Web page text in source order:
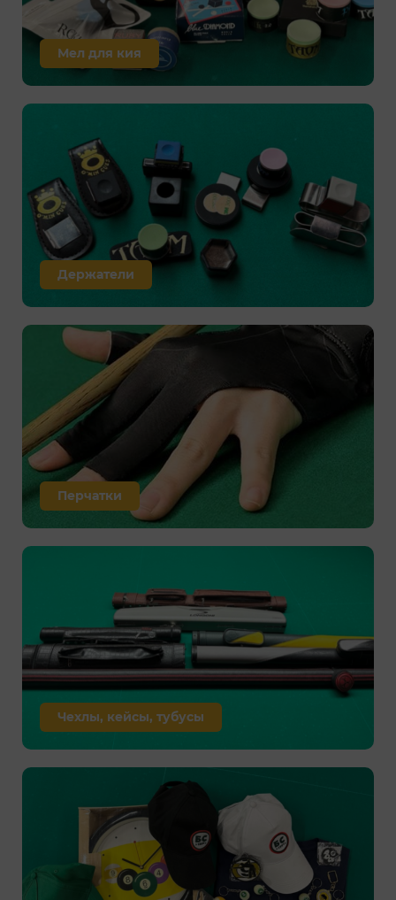
Мел для кия
Держатели
Перчатки
Чехлы, кейсы, тубусы